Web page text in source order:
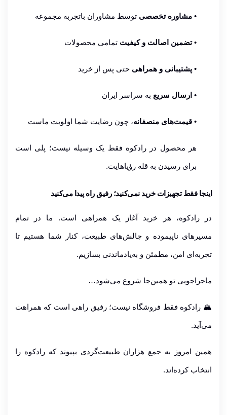
• مشاوره تخصصی توسط مشاوران باتجربه مجموعه
• تضمین اصالت و کیفیت تمامی محصولات
• پشتیبانی و همراهی حتی پس از خرید
• ارسال سریع به سراسر ایران
• قیمت‌های منصفانه، چون رضایت شما اولویت ماست
هر محصول در رادکوه فقط یک وسیله نیست؛ پلی است
برای رسیدن به قله رؤیاهایت.
اینجا فقط تجهیزات خرید نمی‌کنید؛ رفیق راه پیدا می‌کنید
در رادکوه، هر خرید آغاز یک همراهی است. ما در تمام
مسیرهای ناپیموده و چالش‌های طبیعت، کنار شما هستیم تا
تجربه‌ای امن، مطمئن و به‌یادماندنی بسازیم.
ماجراجویی تو همین‌جا شروع می‌شود…
🏔️ رادکوه فقط فروشگاه نیست؛ رفیق راهی است که همراهت
می‌آید.
همین امروز به جمع هزاران طبیعت‌گردی بپیوند که رادکوه را
انتخاب کرده‌اند.